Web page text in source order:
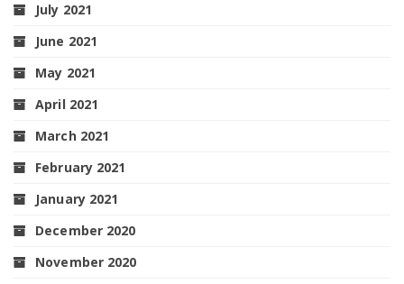
July 2021
June 2021
May 2021
April 2021
March 2021
February 2021
January 2021
December 2020
November 2020